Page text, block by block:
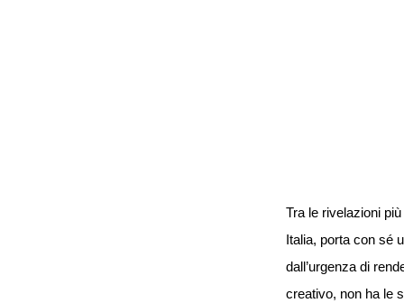
Tra le rivelazioni
Italia, porta con sé
dall’urgenza di
creativo, non ha le